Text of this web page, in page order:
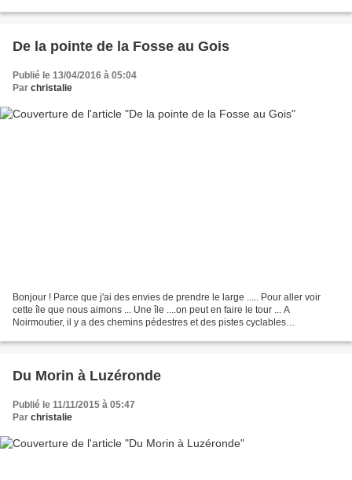
De la pointe de la Fosse au Gois
Publié le 13/04/2016 à 05:04
Par christalie
Bonjour ! Parce que j'ai des envies de prendre le large ..... Pour aller voir
cette île que nous aimons ... Une île ....on peut en faire le tour ... A
Noirmoutier, il y a des chemins pédestres et des pistes cyclables
Du Morin à Luzéronde
Publié le 11/11/2015 à 05:47
Par christalie